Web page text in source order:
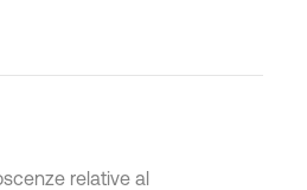
relative al